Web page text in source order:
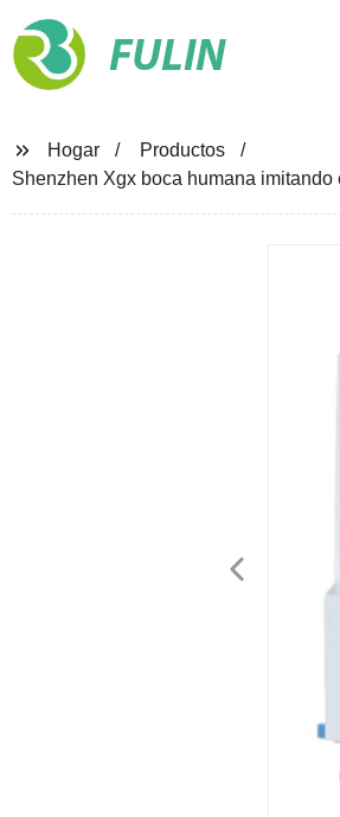
FULIN
Hogar
Productos
Shenzhen Xgx boca humana